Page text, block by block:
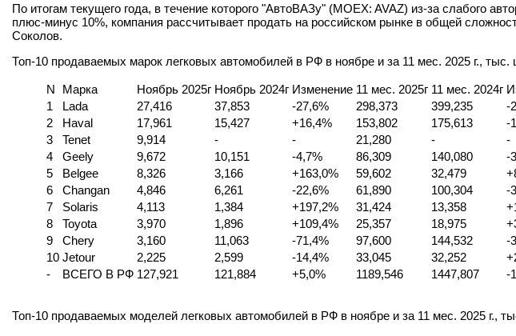
По итогам текущего года, в течение которого "АвтоВАЗу" (MOEX: AVAZ) из-за слабого
плюс-минус 10%, компания рассчитывает продать на российском рынке в общей
Соколов.
Топ-10 продаваемых марок легковых автомобилей в РФ в ноябре и за 11 мес. 2025 г., тыс.
N Марка Ноябрь 2025г Ноябрь 2024г Изменение 11 мес. 2025г 11 мес. 2024г
1
Lada 27,416 37,853 -27,6% 298,373 399,235 -
2
Haval 17,961 15,427 +16,4% 153,802 175,613 -
3
Tenet 9,914 - - 21,280 - -
4
Geely 9,672 10,151 -4,7% 86,309 140,080 -
5
Belgee 8,326 3,166 +163,0% 59,602 32,479
6
Changan 4,846 6,261 -22,6% 61,890 100,304 -
7
Solaris 4,113 1,384 +197,2% 31,424 13,358
8
Toyota 3,970 1,896 +109,4% 25,357 18,975
9
Chery 3,160 11,063 -71,4% 97,600 144,532 -
10 Jetour 2,225 2,599 -14,4% 33,045 32,252
-
ВСЕГО В РФ 127,921 121,884 +5,0% 1189,546 1447,807 -
Топ-10 продаваемых моделей легковых автомобилей в РФ в ноябре и за 11 мес. 2025 г.,